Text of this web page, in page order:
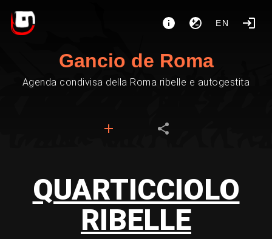
EN
Gancio de Roma
Agenda condivisa della Roma ribelle e autogestita
QUARTICCIOLO
RIBELLE